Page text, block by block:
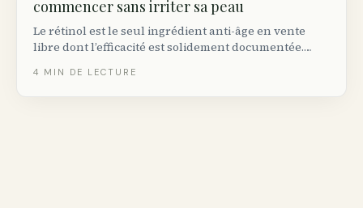
commencer sans irriter sa peau
Le rétinol est le seul ingrédient anti-âge en vente
libre dont l’efficacité est solidement documentée.
4 MIN DE LECTURE